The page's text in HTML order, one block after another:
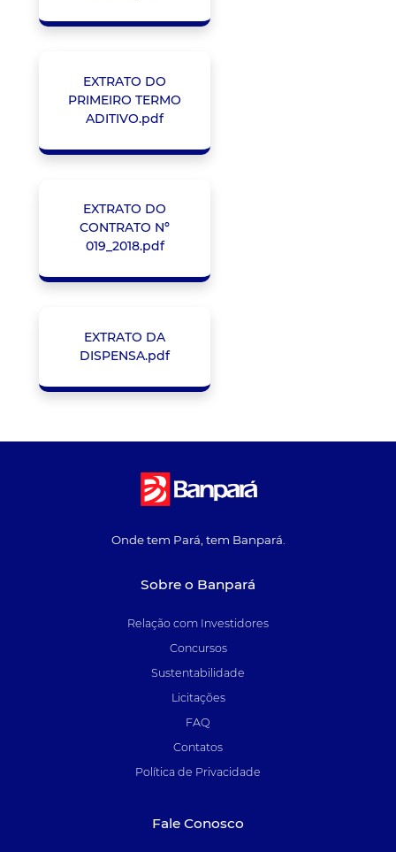
EXTRATO DO
PRIMEIRO TERMO
ADITIVO.pdf
EXTRATO DO
CONTRATO Nº
019_2018.pdf
EXTRATO DA
DISPENSA.pdf
Onde tem Pará, tem Banpará.
Sobre o Banpará
Relação com Investidores
Concursos
Sustentabilidade
Licitações
FAQ
Contatos
Política de Privacidade
Fale Conosco